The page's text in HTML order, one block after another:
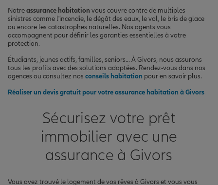
Notreassurance habitation vous couvre contre de multiples
sinistres comme l'incendie, le dégât des eaux, le vol, le bris de glace
ou encore les catastrophes naturelles. Nos agents vous
accompagnent pour définir les garanties essentielles à votre
protection.
Étudiants, jeunes actifs, familles, seniors... À Givors, nous assurons
tous les profils avec des solutions adaptées. Rendez-vous dans nos
agences ou consultez nos conseils habitation pour en savoir plus.
Réaliser un devis gratuit pour votre assurance habitation à Givors
Sécurisez votre prêt
immobilier avec une
assurance à Givors
Vous avez trouvé le logement de vos rêves à Givors et vous vous